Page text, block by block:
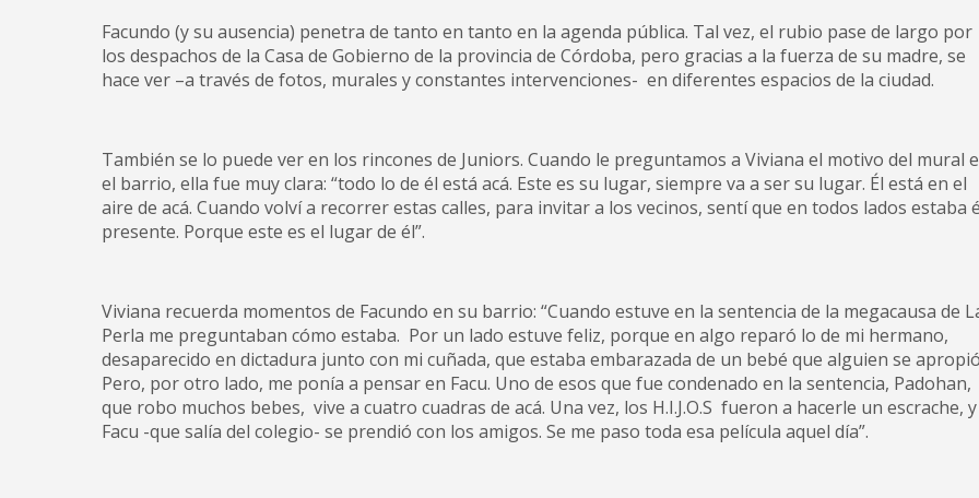
Facundo (y su ausencia) penetra de tanto en tanto en la agenda pública. Tal vez, el rubio pase de largo por
los despachos de la Casa de Gobierno de la provincia de Córdoba, pero gracias a la fuerza de su madre, se
hace ver –a través de fotos, murales y constantes intervenciones- en diferentes espacios de la ciudad.
También se lo puede ver en los rincones de Juniors. Cuando le preguntamos a Viviana el motivo del mural
el barrio, ella fue muy clara: “todo lo de él está acá. Este es su lugar, siempre va a ser su lugar. Él está en el
aire de acá. Cuando volví a recorrer estas calles, para invitar a los vecinos, sentí que en todos lados estaba
presente. Porque este es el lugar de él”.
Viviana recuerda momentos de Facundo en su barrio: “Cuando estuve en la sentencia de la megacausa de
Perla me preguntaban cómo estaba. Por un lado estuve feliz, porque en algo reparó lo de mi hermano,
desaparecido en dictadura junto con mi cuñada, que estaba embarazada de un bebé que alguien se
Pero, por otro lado, me ponía a pensar en Facu. Uno de esos que fue condenado en la sentencia, Padohan,
que robo muchos bebes, vive a cuatro cuadras de acá. Una vez, los H.I.J.O.S fueron a hacerle un escrache, y
Facu -que salía del colegio- se prendió con los amigos. Se me paso toda esa película aquel día”.